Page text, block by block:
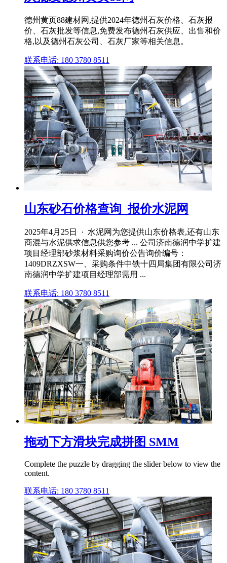
德州黄页88建材网,提供2024年德州石灰价格、石灰报
价、石灰批发等信息,免费发布德州石灰供应、出售和价
格,以及德州石灰公司、石灰厂家等相关信息。
联系电话: 180 3780 8511
山东砂石价格查询_报价水泥网
2025年4月25日 · 水泥网为您提供山东价格表,还有山东
商混与水泥供求信息供您参考 ... 公司济南德润中学扩建
项目经理部砂浆材料采购询价公告询价编号：
1409DRZXSW一、采购条件中铁十四局集团有限公司济
南德润中学扩建项目经理部需用 ...
联系电话: 180 3780 8511
拖动下方滑块完成拼图 SMM
Complete the puzzle by dragging the slider below to view the
content.
联系电话: 180 3780 8511